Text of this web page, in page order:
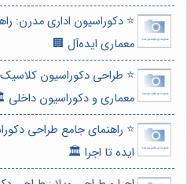
⭐️ دکوراسیون اداری مدرن:
معماری ایده‌آل 🏢
⭐️ طراحی دکوراسیون
معماری و دکوراسیون
⭐️ راهنمای جامع طراحی
ایده تا اجرا 🏛️